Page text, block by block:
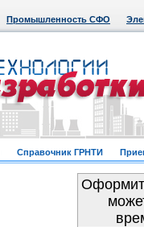
Промышленность СФО
Справочник ГРНТИ